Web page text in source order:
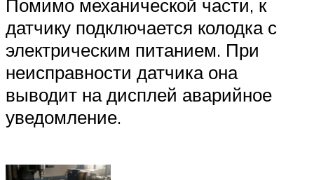
Помимо механической части, к
датчику подключается колодка с
электрическим питанием. При
неисправности датчика она
выводит на дисплей аварийное
уведомление.